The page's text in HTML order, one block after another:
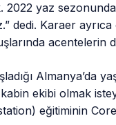
2022 yaz
dedi. Karaer
acentelerin
Almanya’da
ekibi olmak
eğitiminin